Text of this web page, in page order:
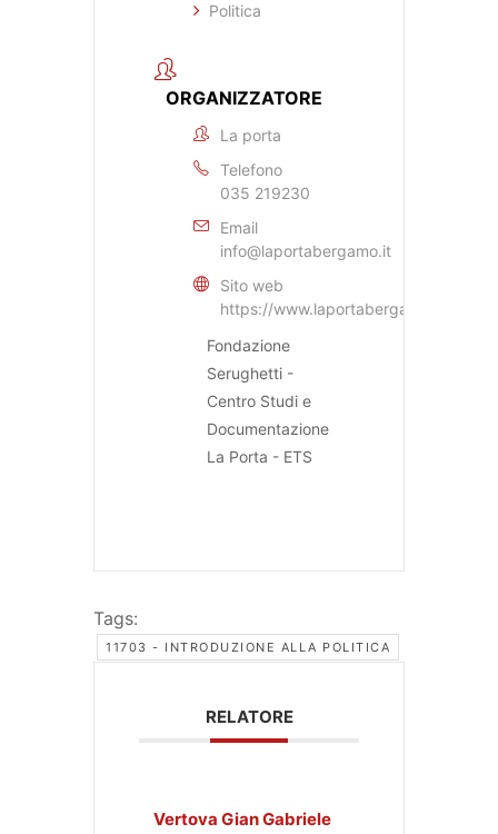
Politica
ORGANIZZATORE
La porta
Telefono
035 219230
Email
info@laportabergamo.it
Sito web
https://www.laportabergamo.it
Fondazione
Serughetti -
Centro Studi e
Documentazione
La Porta - ETS
Tags:
11703 - INTRODUZIONE ALLA POLITICA
RELATORE
Vertova Gian Gabriele